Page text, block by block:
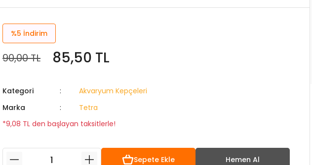
%5 İndirim
90,00 TL 85,50 TL
Kategori
Akvaryum Kepçeleri
Marka
Tetra
*9,08 TL den başlayan taksitlerle!
Sepete Ekle Hemen Al